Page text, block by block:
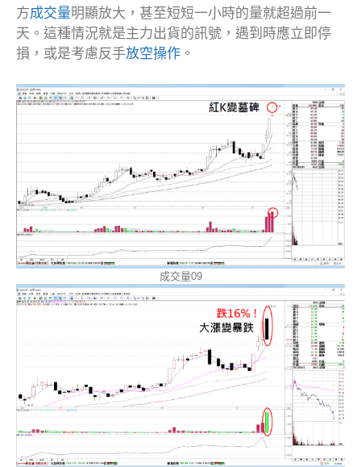
方成交量明顯放大，甚至短短一小時的量就超過前一
天。這種情況就是主力出貨的訊號，遇到時應立即停
損，或是考慮反手放空操作 。
成交量09